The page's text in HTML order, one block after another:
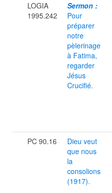
LOGIA
1995.242
Sermon :
Pour
préparer
notre
pèlerinage
à Fatima,
regarder
Jésus
Crucifié.
PC 90.16
Dieu veut
que nous
la
consolions
(1917).